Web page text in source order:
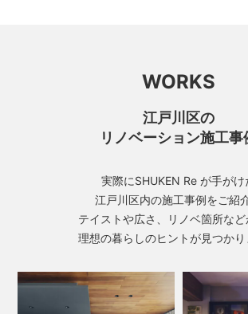
WORKS
江戸川区の
リノベーション施工事
実際にSHUKEN Re が手がけ
江戸川区内の施工事例をご紹介
テイストや広さ、リノベ箇所など
理想の暮らしのヒントが見つかり